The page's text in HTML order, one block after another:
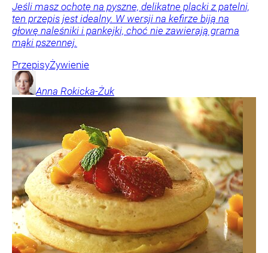
Jeśli masz ochotę na pyszne, delikatne placki z patelni,
ten przepis jest idealny. W wersji na kefirze biją na
głowę naleśniki i pankejki, choć nie zawierają grama
mąki pszennej.
PrzepisyŻywienie
Anna Rokicka-Żuk